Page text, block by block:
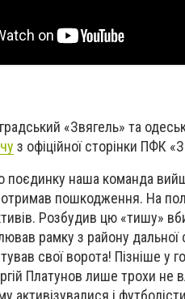
«Звягель» та
з офіційної сторінки ПФК
поєдинку наша команда
пошкодження. На
Розбудив цю «тишу»
рамку з району
свої ворота! Пізніше у
Платунов лише трохи не
активізувалися і